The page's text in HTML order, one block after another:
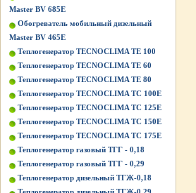
Master BV 685E
Обогреватель мобильный дизельный
Master BV 465E
Теплогенератор TECNOCLIMA TE 100
Теплогенератор TECNOCLIMA TE 60
Теплогенератор TECNOCLIMA TE 80
Теплогенератор TECNOCLIMA TС 100E
Теплогенератор TECNOCLIMA TС 125E
Теплогенератор TECNOCLIMA TС 150E
Теплогенератор TECNOCLIMA TС 175E
Теплогенератор газовый ТГГ - 0,18
Теплогенератор газовый ТГГ - 0,29
Теплогенератор дизельный ТГЖ-0,18